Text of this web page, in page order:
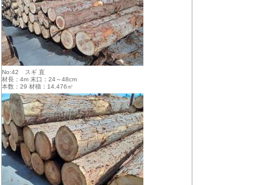
No:42 スギ 直
材長：4m 末口：24～48cm
本数：29 材積：14.476㎥